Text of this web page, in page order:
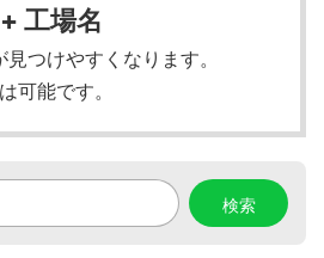
工場名
つけやすくなります。
可能です。